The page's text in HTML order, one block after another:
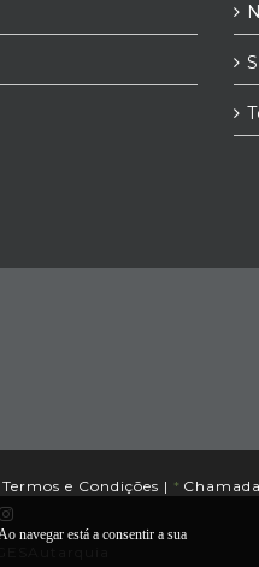
Termos e Condições | *
navegar está a consentir a sua